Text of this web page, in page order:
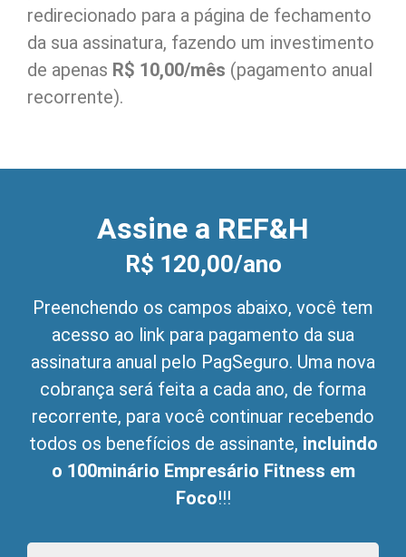
redirecionado para a página de fechamento
da sua assinatura, fazendo um investimento
de apenas R$ 10,00/mês (pagamento anual
recorrente).
Assine a REF&H
R$ 120,00/ano
Preenchendo os campos abaixo, você tem
acesso ao link para pagamento da sua
assinatura anual pelo PagSeguro. Uma nova
cobrança será feita a cada ano, de forma
recorrente, para você continuar recebendo
todos os benefícios de assinante, incluindo
o 100minário Empresário Fitness em
Foco!!!